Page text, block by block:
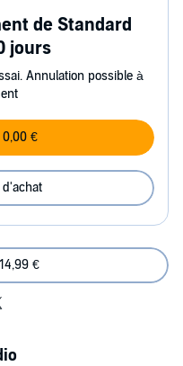
de Standard
jours
Annulation possible à
0,00 €
€